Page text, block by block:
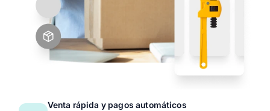
Venta rápida y pagos automáticos